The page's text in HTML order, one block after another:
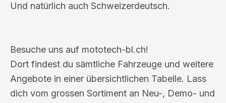
Und natürlich auch Schweizerdeutsch.
Besuche uns auf mototech-bl.ch!
Dort findest du sämtliche Fahrzeuge und weitere
Angebote in einer übersichtlichen Tabelle. Lass
dich vom grossen Sortiment an Neu-, Demo- und